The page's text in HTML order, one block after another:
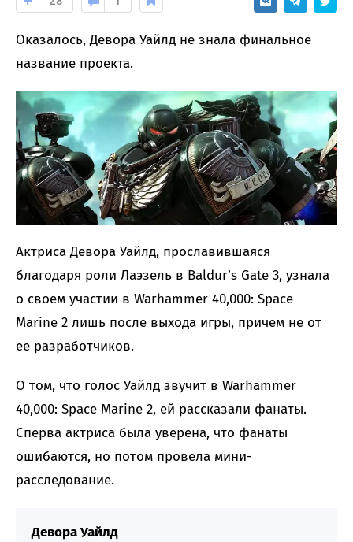
Оказалось, Девора Уайлд не знала финальное
название проекта.
Актриса Девора Уайлд, прославившаяся
благодаря роли Лаэзель в Baldur’s Gate 3, узнала
о своем участии в Warhammer 40,000: Space
Marine 2 лишь после выхода игры, причем не от
ее разработчиков.
О том, что голос Уайлд звучит в Warhammer
40,000: Space Marine 2, ей рассказали фанаты.
Сперва актриса была уверена, что фанаты
ошибаются, но потом провела мини-
расследование.
Девора Уайлд